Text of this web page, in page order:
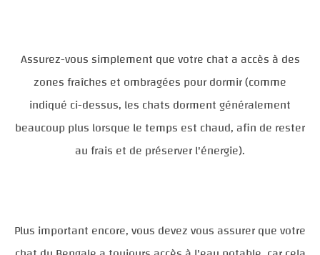
Assurez-vous simplement que votre chat a accès à des
zones fraîches et ombragées pour dormir (comme
indiqué ci-dessus, les chats dorment généralement
beaucoup plus lorsque le temps est chaud, afin de rester
au frais et de préserver l'énergie).
Plus important encore, vous devez vous assurer que votre